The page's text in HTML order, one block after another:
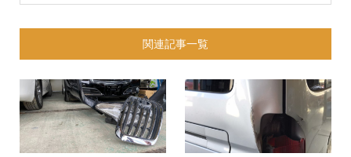
関連記事一覧